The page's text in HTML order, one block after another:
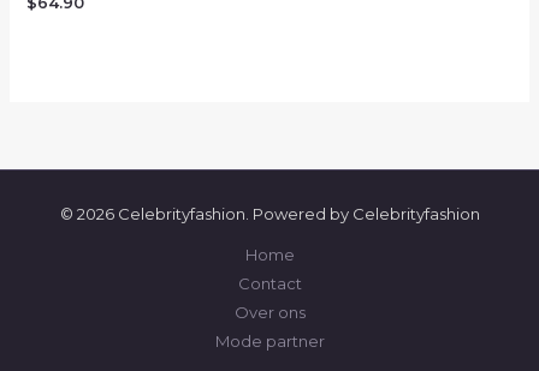
© 2026 Celebrityfashion. Powered by Celebrityfashion
Home
Contact
Over ons
Mode partner